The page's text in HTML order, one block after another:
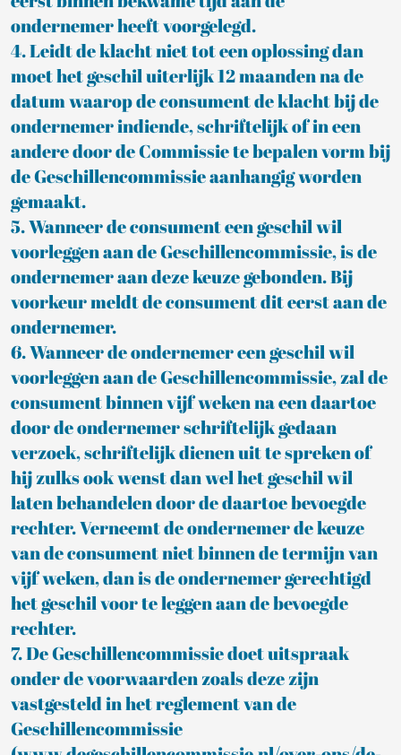
ondernemer heeft voorgelegd.
4. Leidt de klacht niet tot een oplossing dan
moet het geschil uiterlijk 12 maanden na de
datum waarop de consument de klacht bij de
ondernemer indiende, schriftelijk of in een
andere door de Commissie te bepalen vorm bij
de Geschillencommissie aanhangig worden
gemaakt.
5. Wanneer de consument een geschil wil
voorleggen aan de Geschillencommissie, is de
ondernemer aan deze keuze gebonden. Bij
voorkeur meldt de consument dit eerst aan de
ondernemer.
6. Wanneer de ondernemer een geschil wil
voorleggen aan de Geschillencommissie, zal de
consument binnen vijf weken na een daartoe
door de ondernemer schriftelijk gedaan
verzoek, schriftelijk dienen uit te spreken of
hij zulks ook wenst dan wel het geschil wil
laten behandelen door de daartoe bevoegde
rechter. Verneemt de ondernemer de keuze
van de consument niet binnen de termijn van
vijf weken, dan is de ondernemer gerechtigd
het geschil voor te leggen aan de bevoegde
rechter.
7. De Geschillencommissie doet uitspraak
onder de voorwaarden zoals deze zijn
vastgesteld in het reglement van de
Geschillencommissie